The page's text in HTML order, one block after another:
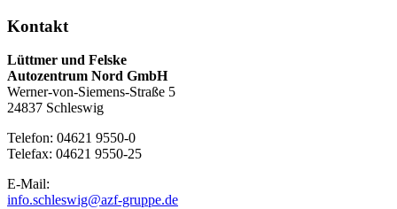
Kontakt
Lüttmer und Felske
Autozentrum Nord GmbH
Werner-von-Siemens-Straße 5
24837 Schleswig
Telefon: 04621 9550-0
Telefax: 04621 9550-25
E-Mail:
info.schleswig@azf-gruppe.de